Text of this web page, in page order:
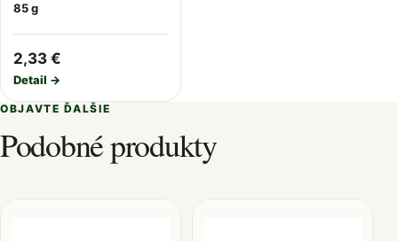
85 g
2,33 €
Detail →
OBJAVTE ĎALŠIE
Podobné produkty